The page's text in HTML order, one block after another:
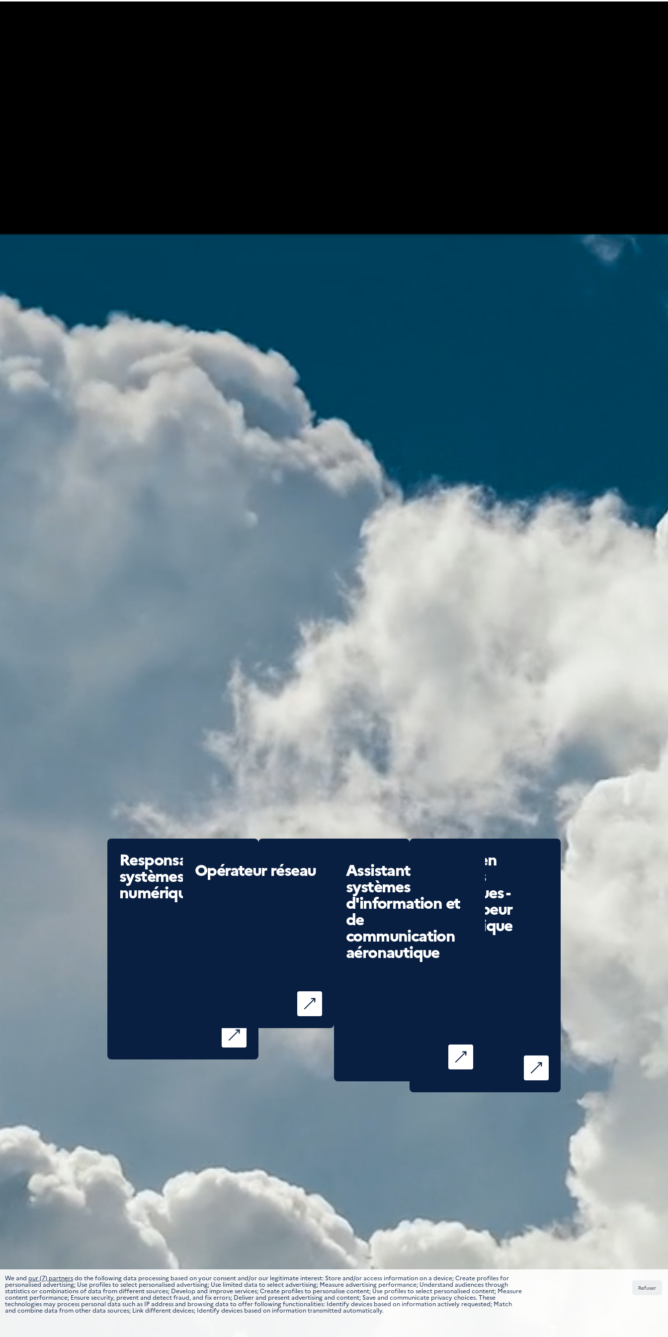
Responsable
systèmes
numériques
Technicien
systèmes
numériques
Technicien
systèmes
numériques -
Développeur
informatique
Opérateur réseau Assistant
systèmes
d'information et
de
communication
aéronautique
We and our (7) partnersdo the following data processing based on your consent and/or our legitimate interest: Store and/or access information on a device; Create profiles for
personalised advertising; Use profiles to select personalised advertising; Use limited data to select advertising; Measure advertising performance; Understand audiences through
statistics or combinations of data from different sources; Develop and improve services; Create profiles to personalise content; Use profiles to select personalised content; Measure
content performance; Ensure security, prevent and detect fraud, and fix errors; Deliver and present advertising and content; Save and communicate privacy choices. These
technologies may process personal data such as IP address and browsing data to offer following functionalities: Identify devices based on information actively requested; Match
and combine data from other data sources; Link different devices; Identify devices based on information transmitted automatically.
Refuser